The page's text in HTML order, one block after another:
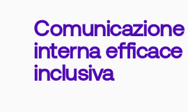
Comunicazione
interna efficace
inclusiva